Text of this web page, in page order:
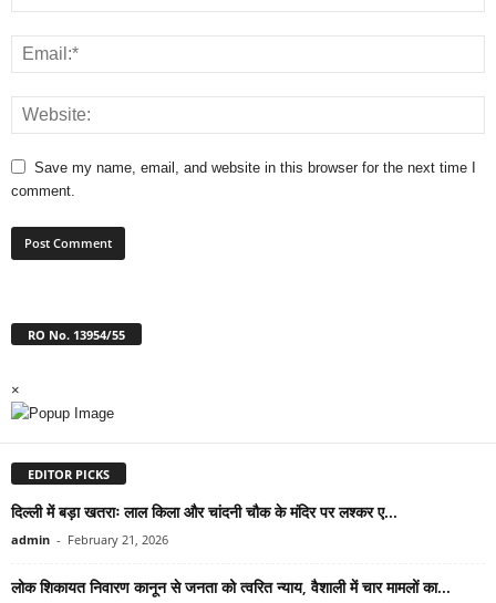
Save my name, email, and website in this browser for the next time I
comment.
RO No. 13954/55
×
EDITOR PICKS
दिल्ली में बड़ा खतराः लाल किला और चांदनी चौक के मंदिर पर लश्कर ए...
admin - February 21, 2026
लोक शिकायत निवारण कानून से जनता को त्वरित न्याय, वैशाली में चार मामलों का...